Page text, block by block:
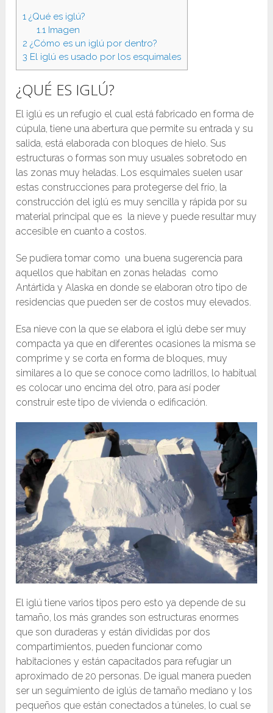
1 ¿Qué es iglú?
1.1Imagen
2 ¿Cómo es un iglú por dentro?
3 El iglú es usado por los esquimales
¿QUÉ ES IGLÚ?
El iglú es un refugio el cual está fabricado en forma de
cúpula, tiene una abertura que permite su entrada y su
salida, está elaborada con bloques de hielo. Sus
estructuras o formas son muy usuales sobretodo en
las zonas muy heladas. Los esquimales suelen usar
estas construcciones para protegerse del frío, la
construcción del iglú es muy sencilla y rápida por su
material principal que es la nieve y puede resultar muy
accesible en cuanto a costos.
Se pudiera tomar como una buena sugerencia para
aquellos que habitan en zonas heladas como
Antártida y Alaska en donde se elaboran otro tipo de
residencias que pueden ser de costos muy elevados.
Esa nieve con la que se elabora el iglú debe ser muy
compacta ya que en diferentes ocasiones la misma se
comprime y se corta en forma de bloques, muy
similares a lo que se conoce como ladrillos, lo habitual
es colocar uno encima del otro, para así poder
construir este tipo de vivienda o edificación.
El iglú tiene varios tipos pero esto ya depende de su
tamaño, los más grandes son estructuras enormes
que son duraderas y están divididas por dos
compartimientos, pueden funcionar como
habitaciones y están capacitados para refugiar un
aproximado de 20 personas. De igual manera pueden
ser un seguimiento de iglús de tamaño mediano y los
pequeños que están conectados a túneles, lo cual se